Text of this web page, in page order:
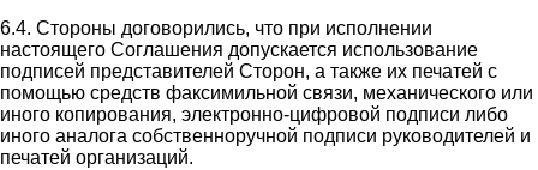
6.4. Стороны договорились, что при исполнении
настоящего Соглашения допускается использование
подписей представителей Сторон, а также их печатей с
помощью средств факсимильной связи, механического или
иного копирования, электронно-цифровой подписи либо
иного аналога собственноручной подписи руководителей и
печатей организаций.